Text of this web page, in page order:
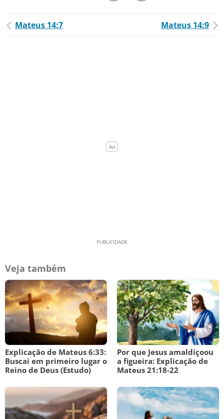
Mateus 14:7 Mateus 14:9
Veja também
Explicação de Mateus 6:33:
Buscai em primeiro lugar o
Reino de Deus (Estudo)
Por que Jesus amaldiçoou
a figueira: Explicação de
Mateus 21:18-22